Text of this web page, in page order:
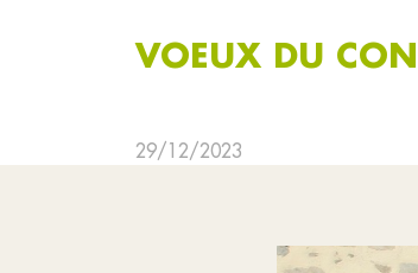
VOEUX DU
29/12/2023